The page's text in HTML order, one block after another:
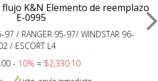
K&N Elemento de reemplazo
E-0995
97 / RANGER 95-97/ WINDSTAR 96-
/ ESCORT L4
- 10%= $2,330.10